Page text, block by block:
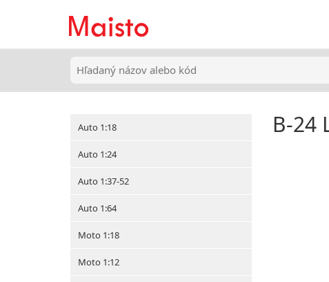
Auto 1:18
Auto 1:24
Auto 1:37-52
Auto 1:64
Moto 1:18
Moto 1:12
B-24